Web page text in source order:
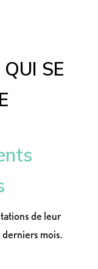
SE
de leur
mois.